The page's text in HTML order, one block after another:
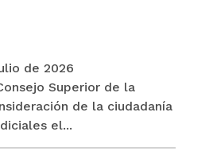
de 2026
Superior de la
de la ciudadanía
el...